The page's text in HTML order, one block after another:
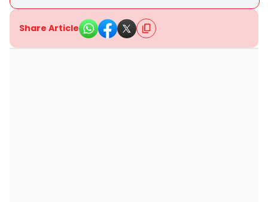
Share Article